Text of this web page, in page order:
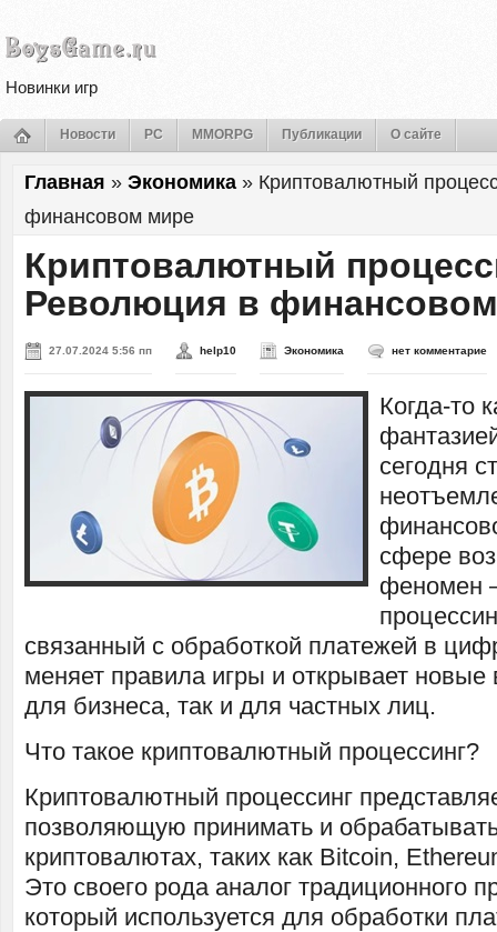
Новинки игр
Новости PC MMORPG Публикации О сайте
Главная » Экономика » Криптовалютный
финансовом мире
Криптовалютный
Революция в
27.07.2024 5:56 пп help10 Экономика нет комментарие
Когда-то
сегодня
сфере
феномен
связанный с обработкой платежей в
меняет правила игры и открывает новые
для бизнеса, так и для частных лиц.
Что такое криптовалютный процессинг?
Криптовалютный процессинг
позволяющую принимать и
криптовалютах, таких как Bitcoin,
Это своего рода аналог традиционного
который используется для обработки